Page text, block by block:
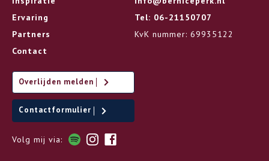
Ervaring
Partners
Contact
Tel: 06-21150707
KvK nummer: 69935122
Overlijden melden
Contactformulier
Volg mij via: